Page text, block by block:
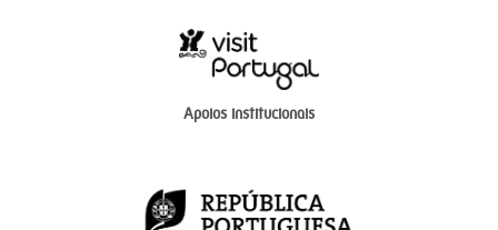
Apoios institucionais